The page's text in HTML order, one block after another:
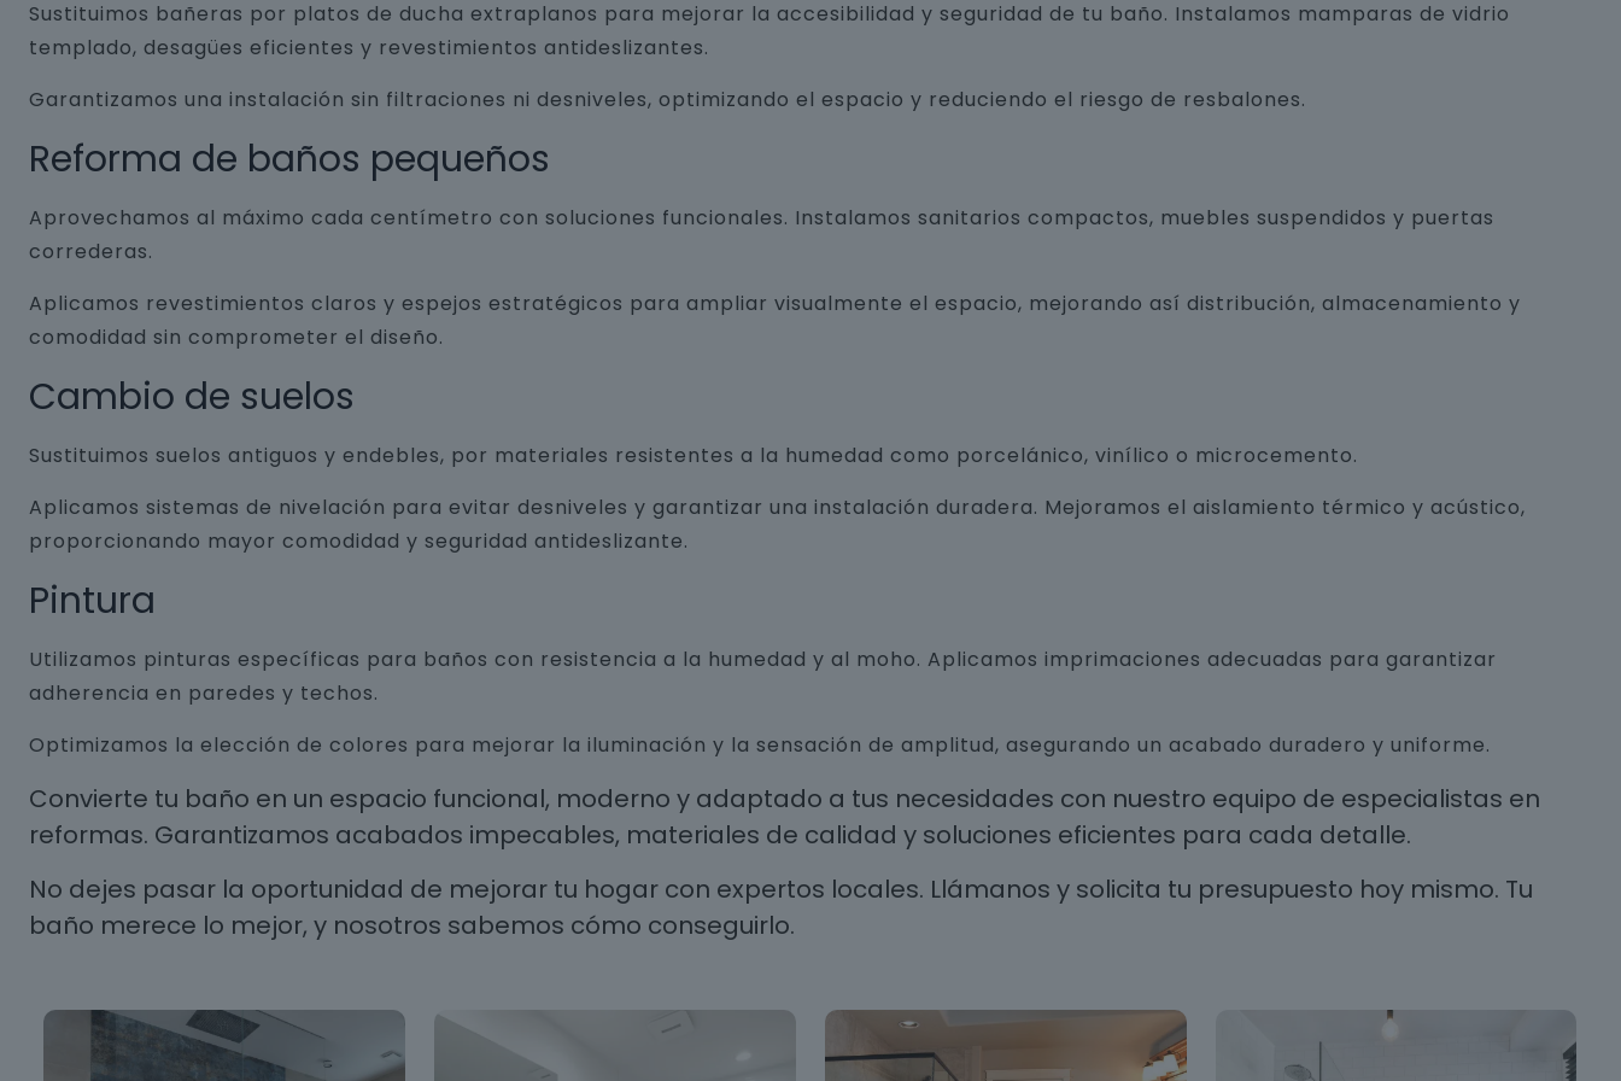
Sustituimos bañeras por platos de ducha extraplanos para mejorar la accesibilidad y seguridad de tu baño. Instalamos mamparas de vidrio
templado, desagües eficientes y revestimientos antideslizantes.
Garantizamos una instalación sin filtraciones ni desniveles, optimizando el espacio y reduciendo el riesgo de resbalones.
Reforma de baños pequeños
Aprovechamos al máximo cada centímetro con soluciones funcionales. Instalamos sanitarios compactos, muebles suspendidos y puertas
correderas.
Aplicamos revestimientos claros y espejos estratégicos para ampliar visualmente el espacio, mejorando así distribución, almacenamiento y
comodidad sin comprometer el diseño.
Cambio de suelos
Sustituimos suelos antiguos y endebles, por materiales resistentes a la humedad como porcelánico, vinílico o microcemento.
Aplicamos sistemas de nivelación para evitar desniveles y garantizar una instalación duradera. Mejoramos el aislamiento térmico y acústico,
proporcionando mayor comodidad y seguridad antideslizante.
Pintura
Utilizamos pinturas específicas para baños con resistencia a la humedad y al moho. Aplicamos imprimaciones adecuadas para garantizar
adherencia en paredes y techos.
Optimizamos la elección de colores para mejorar la iluminación y la sensación de amplitud, asegurando un acabado duradero y uniforme.
Convierte tu baño en un espacio funcional, moderno y adaptado a tus necesidades con nuestro equipo de especialistas en
reformas. Garantizamos acabados impecables, materiales de calidad y soluciones eficientes para cada detalle.
No dejes pasar la oportunidad de mejorar tu hogar con expertos locales. Llámanos y solicita tu presupuesto hoy mismo. Tu
baño merece lo mejor, y nosotros sabemos cómo conseguirlo.